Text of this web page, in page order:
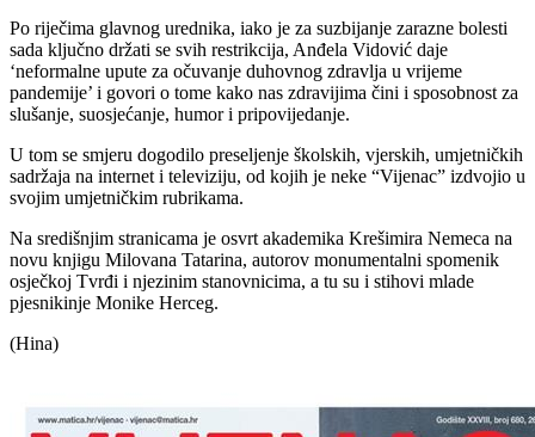
Po riječima glavnog urednika, iako je za suzbijanje zarazne bolesti
sada ključno držati se svih restrikcija, Anđela Vidović daje
‘neformalne upute za očuvanje duhovnog zdravlja u vrijeme
pandemije’ i govori o tome kako nas zdravijima čini i sposobnost za
slušanje, suosjećanje, humor i pripovijedanje.
U tom se smjeru dogodilo preseljenje školskih, vjerskih, umjetničkih
sadržaja na internet i televiziju, od kojih je neke “Vijenac” izdvojio u
svojim umjetničkim rubrikama.
Na središnjim stranicama je osvrt akademika Krešimira Nemeca na
novu knjigu Milovana Tatarina, autorov monumentalni spomenik
osječkoj Tvrđi i njezinim stanovnicima, a tu su i stihovi mlade
pjesnikinje Monike Herceg.
(Hina)